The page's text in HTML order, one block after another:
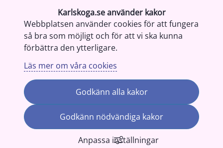
Karlskoga.se använder kakor
Webbplatsen använder cookies för att fungera
så bra som möjligt och för att vi ska kunna
förbättra den ytterligare.
Läs mer om våra cookies
Godkänn alla kakor
Godkänn nödvändiga kakor
Anpassa inställningar